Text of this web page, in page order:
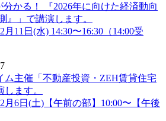
分かる！ 『2026年に向けた経済動向
』」で講演します。
月11日(水) 14:30〜16:30（14:00受
ム主催「不動産投資・ZEH賃貸住宅
ます。
月6日(土)【午前の部】10:00〜【午後